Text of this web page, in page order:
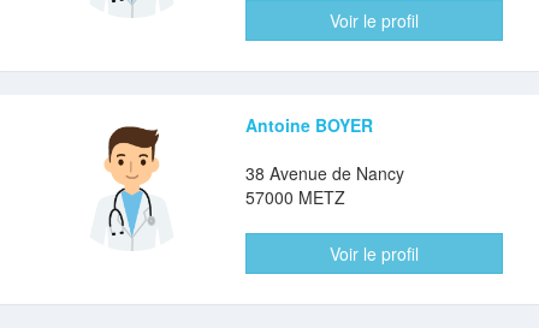
Voir le profil
Antoine BOYER
38 Avenue de Nancy
57000 METZ
Voir le profil